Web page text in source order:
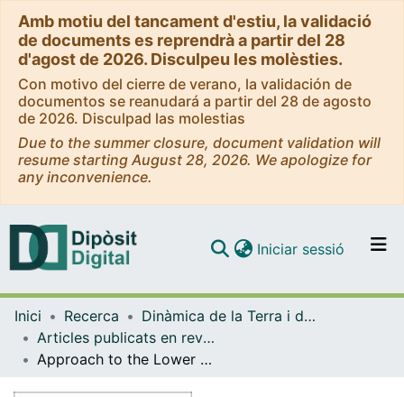
Amb motiu del tancament d'estiu, la validació
de documents es reprendrà a partir del 28
d'agost de 2026. Disculpeu les molèsties.
Con motivo del cierre de verano, la validación de
documentos se reanudará a partir del 28 de agosto
de 2026. Disculpad las molestias
Due to the summer closure, document validation will
resume starting August 28, 2026. We apologize for
any inconvenience.
Navega per tot el DD
Contacte
Iniciar sessió (current)
Inici Recerca
Dinàmica de la Terra i de l'Oceà
Articles publicats en revistes (Dinàmica de la Terra i l'Oceà)
Approach to the Lower Pliocene marine-continental correlation from southern Spain. The micrommamal site of Alhaurín el Grande-1 (Málaga Basin, Betic Cordillera, Spain)